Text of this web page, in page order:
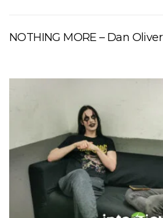
NOTHING MORE – Dan Oliver